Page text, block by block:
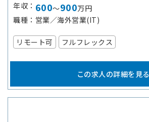
年収
600～900万円
職種
営業／海外営業(IT)
リモート可 フルフレックス
この求人の詳細を見る